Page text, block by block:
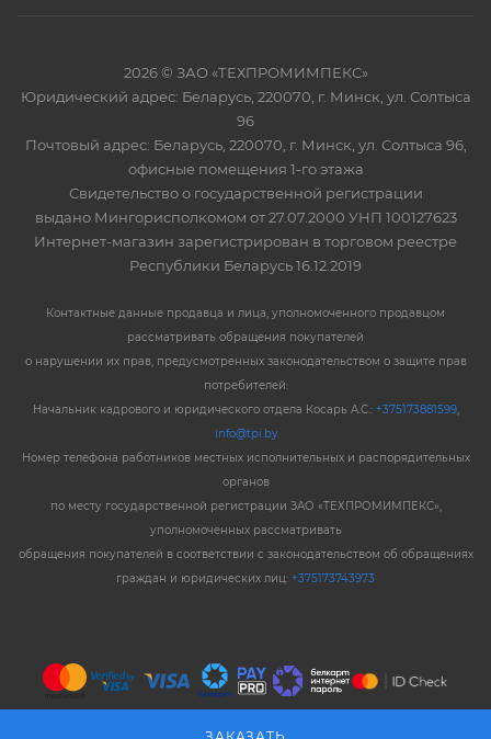
2026 © ЗАО «ТЕХПРОМИМПЕКС»
Юридический адрес: Беларусь, 220070, г. Минск, ул. Солтыса
96
Почтовый адрес: Беларусь, 220070, г. Минск, ул. Солтыса 96,
офисные помещения 1-го этажа
Свидетельство о государственной регистрации
выдано Мингорисполкомом от 27.07.2000 УНП 100127623
Интернет-магазин зарегистрирован в торговом реестре
Республики Беларусь 16.12.2019
Контактные данные продавца и лица, уполномоченного продавцом
рассматривать обращения покупателей
о нарушении их прав, предусмотренных законодательством о защите прав
потребителей:
Начальник кадрового и юридического отдела Косарь А.С.: +375173881599,
info@tpi.by
Номер телефона работников местных исполнительных и распорядительных
органов
по месту государственной регистрации ЗАО «ТЕХПРОМИМПЕКС»,
уполномоченных рассматривать
обращения покупателей в соответствии с законодательством об обращениях
граждан и юридических лиц: +375173743973